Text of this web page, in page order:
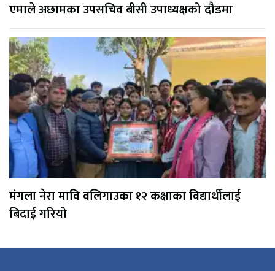
एमाले अछामका उपसचिव बीसी उपाध्यक्षको दौडमा
मंगला नेरा मावि वलिगाउका १२ कक्षाका विद्यार्थीलाई
बिदाई गरियो